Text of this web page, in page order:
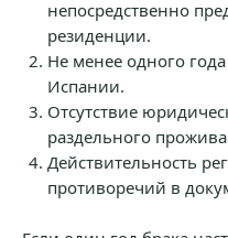
непосредственно
резиденции.
Не менее одного
Испании.
Отсутствие
раздельного
Действительность
противоречий в